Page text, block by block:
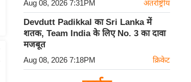
Aug 08, 2026 7:31PM अंतर्राष्ट्रीय
Devdutt Padikkal का Sri Lanka में
शतक, Team India के लिए No. 3 का दावा
मजबूत
Aug 08, 2026 7:18PM क्रिकेट